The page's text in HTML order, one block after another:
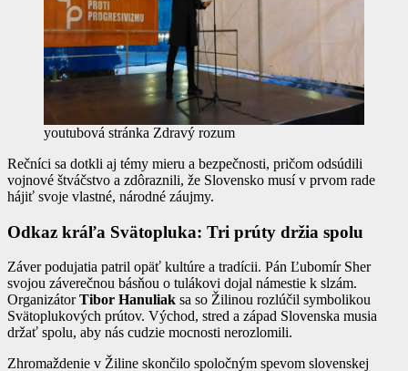
youtubová stránka Zdravý rozum
Rečníci sa dotkli aj témy mieru a bezpečnosti, pričom odsúdili
vojnové štváčstvo a zdôraznili, že Slovensko musí v prvom rade
hájiť svoje vlastné, národné záujmy.
Odkaz kráľa Svätopluka: Tri prúty držia spolu
Záver podujatia patril opäť kultúre a tradícii. Pán Ľubomír Sher
svojou záverečnou básňou o tulákovi dojal námestie k slzám.
OrganizátorTibor Hanuliak sa so Žilinou rozlúčil symbolikou
Svätoplukových prútov. Východ, stred a západ Slovenska musia
držať spolu, aby nás cudzie mocnosti nerozlomili.
Zhromaždenie v Žiline skončilo spoločným spevom slovenskej